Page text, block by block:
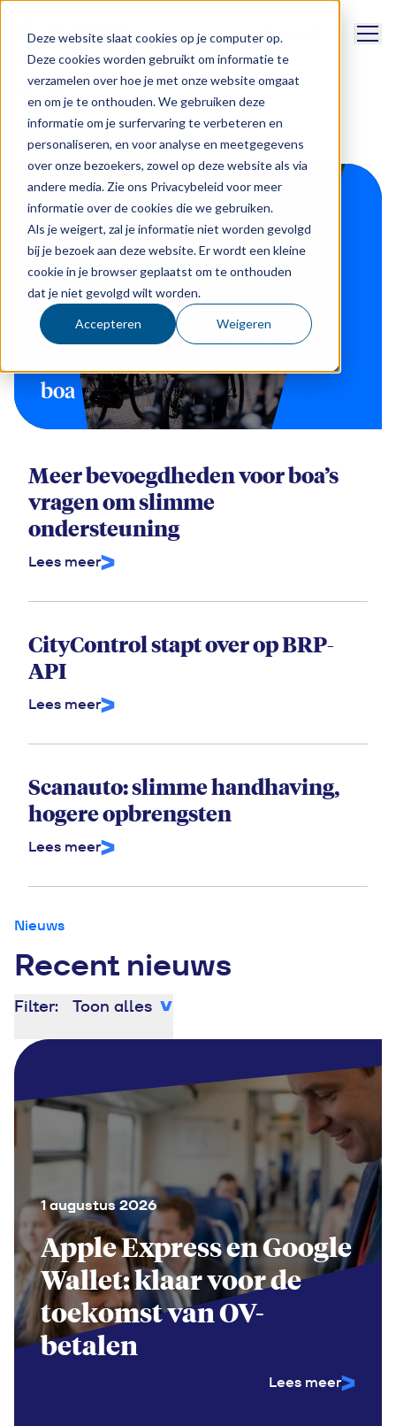
Deze website slaat cookies op je computer op.
Deze cookies worden gebruikt om informatie te
verzamelen over hoe je met onze website omgaat
en om je te onthouden. We gebruiken deze
informatie om je surfervaring te verbeteren en
personaliseren, en voor analyse en meetgegevens
over onze bezoekers, zowel op deze website als via
andere media. Zie ons Privacybeleid voor meer
informatie over de cookies die we gebruiken.
Als je weigert, zal je informatie niet worden gevolgd
bij je bezoek aan deze website. Er wordt een kleine
cookie in je browser geplaatst om te onthouden
dat je niet gevolgd wilt worden.
Accepteren Weigeren
Support
Insights
Uitgelicht
25 februari 2026
2028 in zicht: zo verandert het
boa
Meer bevoegdheden voor boa’s
vragen om slimme
ondersteuning
Lees meer
CityControl stapt over op BRP-
API
Lees meer
Scanauto: slimme handhaving,
hogere opbrengsten
Lees meer
Nieuws
Recent nieuws
Filter: Toon alles
1 augustus 2026
Apple Express en Google
Wallet: klaar voor de
toekomst van OV-
betalen
Lees meer